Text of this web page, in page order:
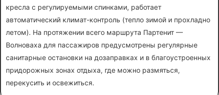
кресла с регулируемыми спинками, работает
автоматический климат-контроль (тепло зимой и прохладно
летом). На протяжении всего маршрута Партенит —
Волноваха для пассажиров предусмотрены регулярные
санитарные остановки на дозаправках и в благоустроенных
придорожных зонах отдыха, где можно размяться,
перекусить и освежиться.